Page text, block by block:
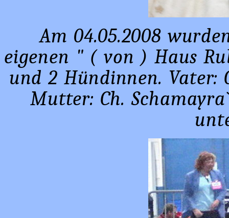
Am 04.05.2008
eigenen " ( von ) Haus
und 2 Hündinnen. Vater:
Mutter: Ch.